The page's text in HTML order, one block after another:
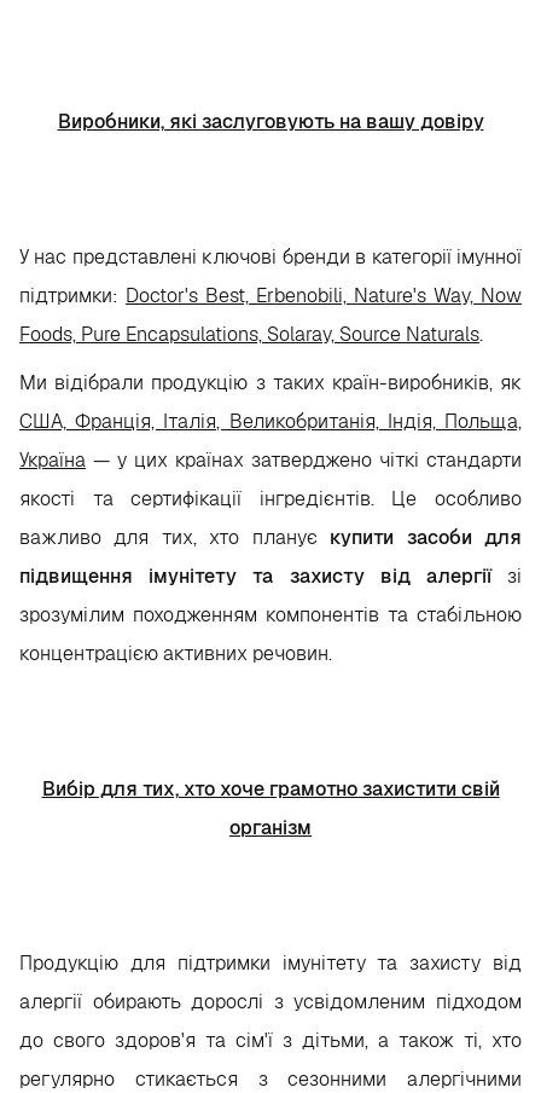
Виробники, які заслуговують на вашу довіру
У нас представлені ключові бренди в категорії імунної
підтримки: Doctor's Best, Erbenobili, Nature's Way, Now
Foods, Pure Encapsulations, Solaray, Source Naturals.
Ми відібрали продукцію з таких країн-виробників, як
США, Франція, Італія, Великобританія, Індія, Польща,
Україна — у цих країнах затверджено чіткі стандарти
якості та сертифікації інгредієнтів. Це особливо
важливо для тих, хто планує купити засоби для
підвищення імунітету та захисту від алергіїзі
зрозумілим походженням компонентів та стабільною
концентрацією активних речовин.
Вибір для тих, хто хоче грамотно захистити свій
організм
Продукцію для підтримки імунітету та захисту від
алергії обирають дорослі з усвідомленим підходом
до свого здоров'я та сім'ї з дітьми, а також ті, хто
регулярно стикається з сезонними алергічними